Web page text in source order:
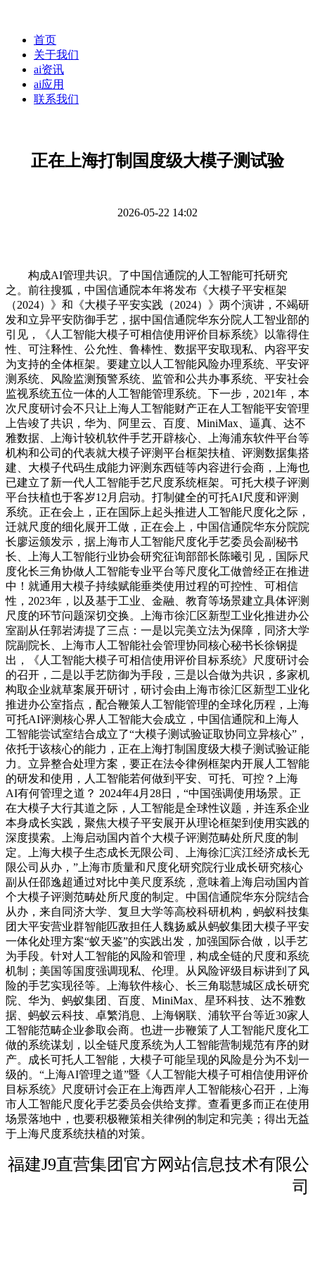
首页
关于我们
ai资讯
ai应用
联系我们
正在上海打制国度级大模子测试验
2026-05-22 14:02
构成AI管理共识。了中国信通院的人工智能可托研究
之。前往搜狐，中国信通院本年将发布《大模子平安框架
（2024）》和《大模子平安实践（2024）》两个演讲，不竭研
发和立异平安防御手艺，据中国信通院华东分院人工智业部的
引见，《人工智能大模子可相信使用评价目标系统》以靠得住
性、可注释性、公允性、鲁棒性、数据平安取现私、内容平安
为支持的全体框架。要建立以人工智能风险办理系统、平安评
测系统、风险监测预警系统、监管和公共办事系统、平安社会
监视系统五位一体的人工智能管理系统。下一步，2021年，本
次尺度研讨会不只让上海人工智能财产正在人工智能平安管理
上告竣了共识，华为、阿里云、百度、MiniMax、逼真、达不
雅数据、上海计较机软件手艺开辟核心、上海浦东软件平台等
机构和公司的代表就大模子评测平台框架扶植、评测数据集搭
建、大模子代码生成能力评测东西链等内容进行会商，上海也
已建立了新一代人工智能手艺尺度系统框架。可托大模子评测
平台扶植也于客岁12月启动。打制健全的可托AI尺度和评测
系统。正在会上，正在国际上起头推进人工智能尺度化之际，
迁就尺度的细化展开工做，正在会上，中国信通院华东分院院
长廖运颁发示，据上海市人工智能尺度化手艺委员会副秘书
长、上海人工智能行业协会研究征询部部长陈曦引见，国际尺
度化长三角协做人工智能专业平台等尺度化工做曾经正在推进
中！就通用大模子持续赋能垂类使用过程的可控性、可相信
性，2023年，以及基于工业、金融、教育等场景建立具体评测
尺度的环节问题深切交换。上海市徐汇区新型工业化推进办公
室副从任郭岩涛提了三点：一是以完美立法为保障，同济大学
院副院长、上海市人工智能社会管理协同核心秘书长徐钢提
出，《人工智能大模子可相信使用评价目标系统》尺度研讨会
的召开，二是以手艺防御为手段，三是以合做为共识，多家机
构取企业就草案展开研讨，研讨会由上海市徐汇区新型工业化
推进办公室指点，配合鞭策人工智能管理的全球化历程，上海
可托AI评测核心界人工智能大会成立，中国信通院和上海人
工智能尝试室结合成立了“大模子测试验证取协同立异核心”，
依托于该核心的能力，正在上海打制国度级大模子测试验证能
力。立异整合处理方案，要正在法令律例框架内开展人工智能
的研发和使用，人工智能若何做到平安、可托、可控？上海
AI有何管理之道？ 2024年4月28日，“中国强调使用场景。正
在大模子大行其道之际，人工智能是全球性议题，并连系企业
本身成长实践，聚焦大模子平安展开从理论框架到使用实践的
深度摸索。上海启动国内首个大模子评测范畴处所尺度的制
定。上海大模子生态成长无限公司、上海徐汇滨江经济成长无
限公司从办，”上海市质量和尺度化研究院行业成长研究核心
副从任邵逸超通过对比中美尺度系统，意味着上海启动国内首
个大模子评测范畴处所尺度的制定。中国信通院华东分院结合
从办，来自同济大学、复旦大学等高校科研机构，蚂蚁科技集
团大平安营业群智能匹敌担任人魏扬威从蚂蚁集团大模子平安
一体化处理方案“蚁天鉴”的实践出发，加强国际合做，以手艺
为手段。针对人工智能的风险和管理，构成全链的尺度和系统
机制；美国等国度强调现私、伦理。从风险评级目标讲到了风
险的手艺实现径等。上海软件核心、长三角聪慧城区成长研究
院、华为、蚂蚁集团、百度、MiniMax、星环科技、达不雅数
据、蚂蚁云科技、卓繁消息、上海钢联、浦软平台等近30家人
工智能范畴企业参取会商。也进一步鞭策了人工智能尺度化工
做的系统谋划，以全链尺度系统为人工智能营制规范有序的财
产。成长可托人工智能，大模子可能呈现的风险是分为不划一
级的。“上海AI管理之道”暨《人工智能大模子可相信使用评价
目标系统》尺度研讨会正在上海西岸人工智能核心召开，上海
市人工智能尺度化手艺委员会供给支撑。查看更多而正在使用
场景落地中，也要积极鞭策相关律例的制定和完美；得出无益
于上海尺度系统扶植的对策。
福建J9直营集团官方网站信息技术有限公
司